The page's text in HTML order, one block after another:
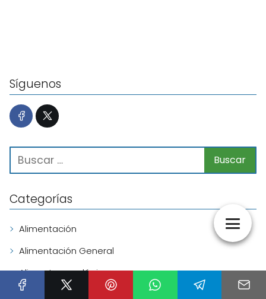
Síguenos
Categorías
Alimentación
Alimentación General
Alimentos ecológicos
Bebidas